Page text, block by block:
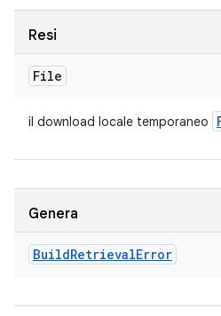
Resi
File
il download locale temporaneo
Genera
BuildRetrievalError